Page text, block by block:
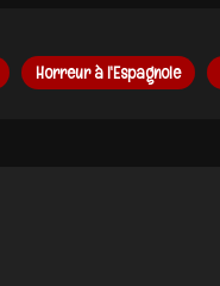
Horreur à l'Espagnole